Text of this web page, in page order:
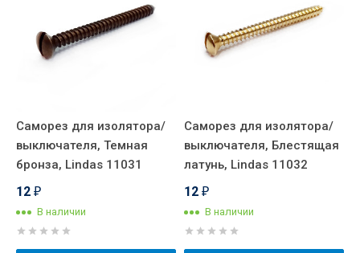
Саморез для изолятора/
выключателя, Темная
бронза, Lindas 11031
12 ₽
В наличии
Саморез для изолятора/
выключателя, Блестящая
латунь, Lindas 11032
12 ₽
В наличии